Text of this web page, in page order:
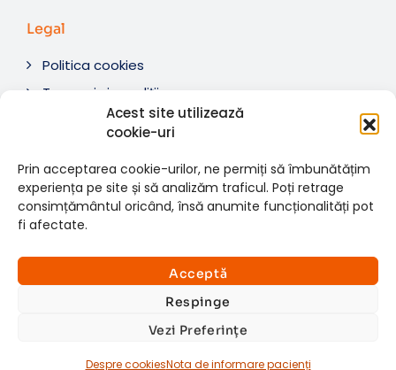
Acest site utilizează
cookie-uri
Prin acceptarea cookie-urilor, ne permiți să îmbunătățim
experiența pe site și să analizăm traficul. Poți retrage
consimțământul oricând, însă anumite funcționalități pot
fi afectate.
Acceptă
Respinge
Vezi Preferințe
Despre cookiesNota de informare pacienți
Legal
Politica cookies
Termeni si condiții
Soluționare litigii
rezervate.
Website dezvoltat de:www.t-web.ro
×
Consultații si investigații
Află detalii